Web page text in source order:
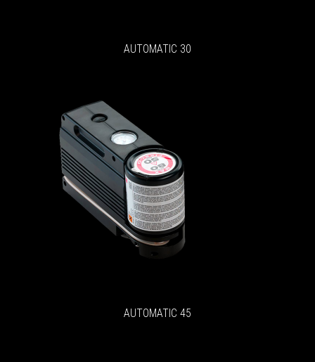
AUTOMATIC 30
AUTOMATIC 45